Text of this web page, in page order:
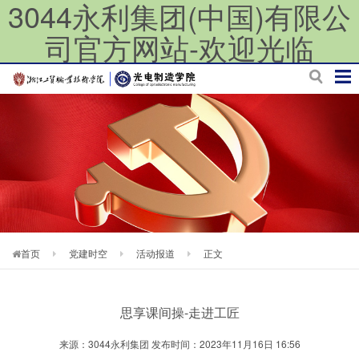
3044永利集团(中国)有限公
司官方网站-欢迎光临
首页 党建时空 活动报道 正文
思享课间操-走进工匠
来源：3044永利集团 发布时间：2023年11月16日 16:56